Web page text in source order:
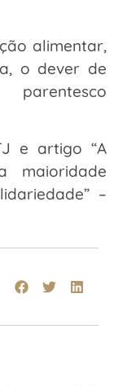
alimentar,
o dever de
e artigo “A
maioridade
–